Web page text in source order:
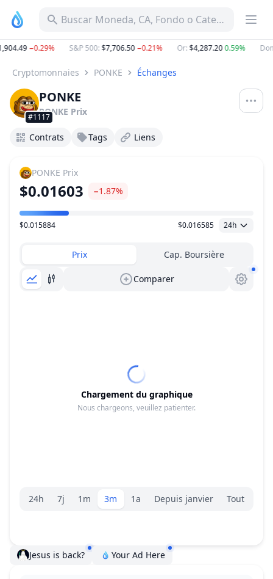
Buscar Moneda, CA, Fondo o Categoría
−0.29% S&P 500:$7,706.50−0.21% Or:$4,287.200.59%
Cryptomonnaies PONKE Échanges
#1117
PONKE
PONKE Prix
Contrats Tags Liens
PONKE Prix
$0.01603 −1.87%
Plage de prix
$0.015884 $0.016585 24h
Prix Cap. Boursière
Comparer
Chargement du graphique
Nous chargeons, veuillez patienter.
Sélecteur de plage.
24h 7j 1m 3m 1a Depuis janvier Tout
Jesus is back? Your Ad Here